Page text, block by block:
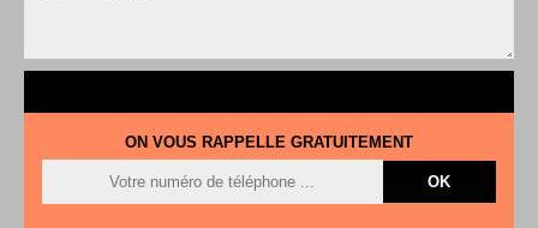
ON VOUS RAPPELLE GRATUITEMENT